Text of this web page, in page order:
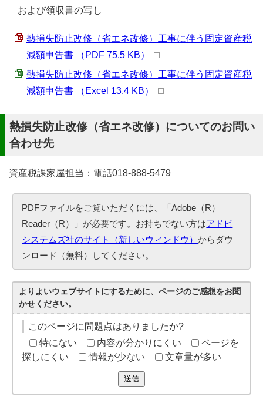
および領収書の写し
熱損失防止改修（省エネ改修）工事に伴う固定資産税
減額申告書 （PDF 75.5 KB）
熱損失防止改修（省エネ改修）工事に伴う固定資産税
減額申告書 （Excel 13.4 KB）
熱損失防止改修（省エネ改修）についてのお問い
合わせ先
資産税課家屋担当：電話018-888-5479
PDFファイルをご覧いただくには、「Adobe（R）
Reader（R）」が必要です。お持ちでない方はアドビ
システムズ社のサイト（新しいウィンドウ）からダウ
ンロード（無料）してください。
よりよいウェブサイトにするために、ページのご感想をお聞
かせください。
このページに問題点はありましたか?
特にない
内容が分かりにくい
ページを
探しにくい
情報が少ない 文章量が多い
送信